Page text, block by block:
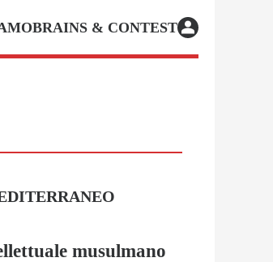
BRAINS & CONTEST
musulmano